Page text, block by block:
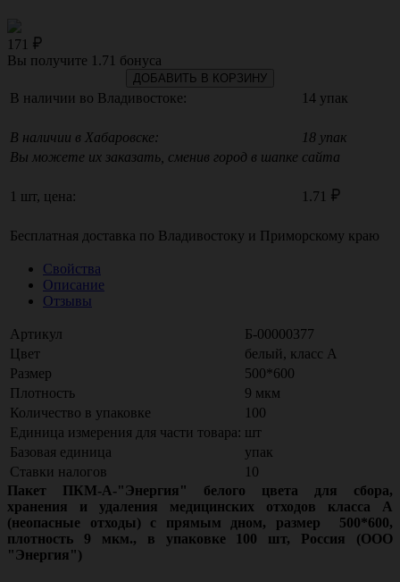
171
Вы получите 1.71 бонуса
ДОБАВИТЬ В КОРЗИНУ
В наличии во Владивостоке: 14 упак
В наличии в Хабаровске:
18 упак
Вы можете их заказать, сменив город в шапке сайта
1 шт, цена: 1.71
Бесплатная доставка по Владивостоку и Приморскому краю
Свойства
Описание
Отзывы
Артикул
Б-00000377
Цвет
белый, класс А
Размер
500*600
Плотность
9 мкм
Количество в упаковке
100
Единица измерения для части товара: шт
Базовая единица
упак
Ставки налогов
10
Пакет ПКМ-А-"Энергия" белого цвета для сбора,
хранения и удаления медицинских отходов класса А
(неопасные отходы) с прямым дном, размер 500*600,
плотность 9 мкм., в упаковке 100 шт, Россия (ООО
"Энергия")